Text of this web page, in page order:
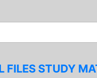
FILES STUDY